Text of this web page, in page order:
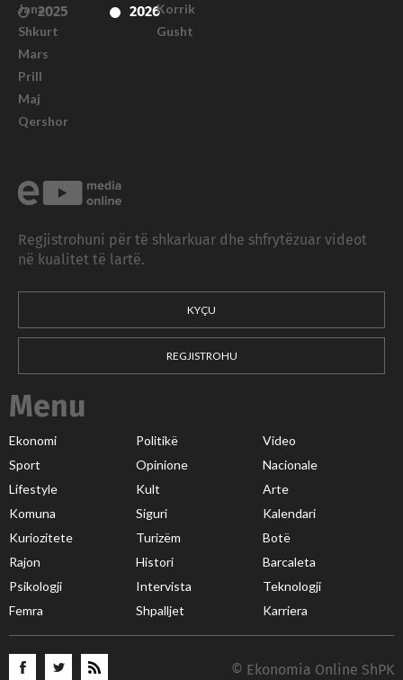
2025
2026
Janar
Shkurt
Mars
Prill
Maj
Qershor
Korrik
Gusht
Regjistrohuni për të shkarkuar dhe shfrytëzuar videot
në kualitet të lartë.
KYÇU
REGJISTROHU
Menu
Ekonomi Politikë
Video
Sport
Opinione
Nacionale
Lifestyle
Kult
Arte
Komuna
Siguri
Kalendari
Kuriozitete
Turizëm
Botë
Rajon
Histori
Barcaleta
Psikologji
Intervista
Teknologji
Femra
Shpalljet Karriera
© Ekonomia Online ShPK